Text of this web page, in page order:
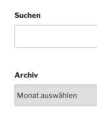
Suchen
Archiv